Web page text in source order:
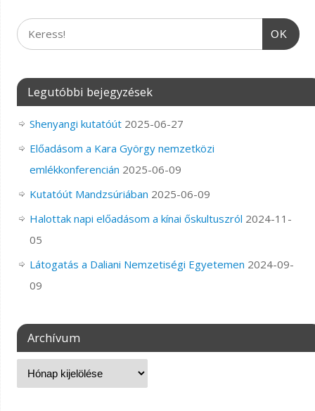
OK
Legutóbbi bejegyzések
Shenyangi kutatóút 2025-06-27
Előadásom a Kara György nemzetközi
emlékkonferencián 2025-06-09
Kutatóút Mandzsúriában 2025-06-09
Halottak napi előadásom a kínai őskultuszról 2024-11-
05
Látogatás a Daliani Nemzetiségi Egyetemen 2024-09-
09
Archívum